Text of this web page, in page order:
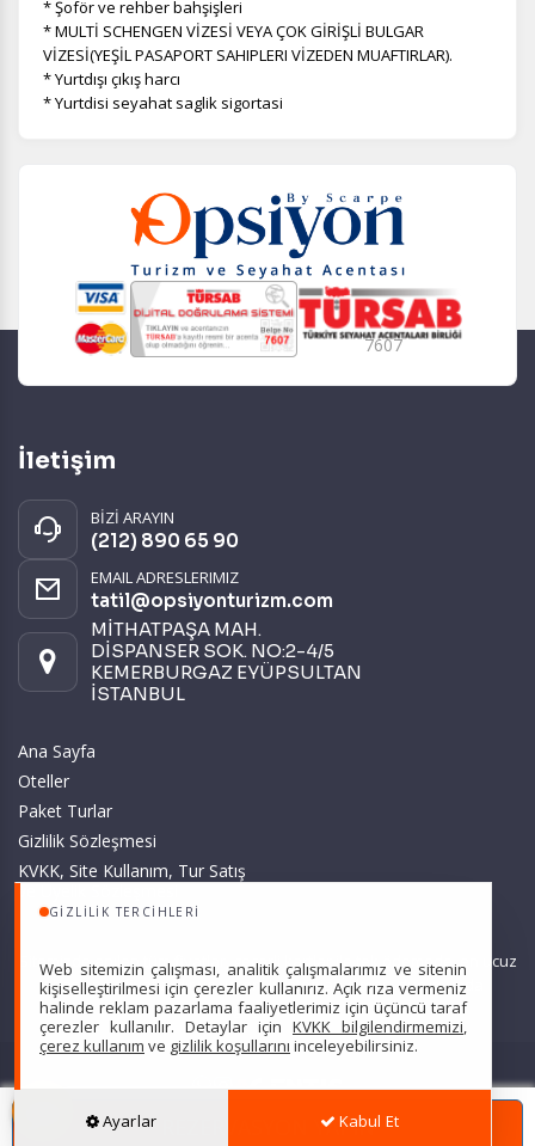
GIZLILIK TERCIHLERI
Web sitemizin çalışması, analitik çalışmalarımız ve sitenin
kişiselleştirilmesi için çerezler kullanırız. Açık rıza vermeniz
halinde reklam pazarlama faaliyetlerimiz için üçüncü taraf
çerezler kullanılır. Detaylar için KVKK bilgilendirmemizi,
çerez kullanım ve gizlilik koşullarını inceleyebilirsiniz.
Ayarlar Kabul Et
REZERVASYON YAPIN
* Şoför ve rehber bahşişleri
* MULTİ SCHENGEN VİZESİ VEYA ÇOK GİRİŞLİ BULGAR
VİZESİ(YEŞİL PASAPORT SAHIPLERI VİZEDEN MUAFTIRLAR).
* Yurtdışı çıkış harcı
* Yurtdisi seyahat saglik sigortasi
7607
İletişim
BİZİ ARAYIN
(212) 890 65 90
EMAIL ADRESLERIMIZ
tatil@opsiyonturizm.com
MİTHATPAŞA MAH.
DİSPANSER SOK. NO:2-4/5
KEMERBURGAZ EYÜPSULTAN
İSTANBUL
Ana Sayfa
Oteller
Paket Turlar
Gizlilik Sözleşmesi
KVKK, Site Kullanım, Tur Satış
Sitemizde anılan tüm fiyatlar, geçerli kartlar ile tek ödemede, en ucuz
başlangıç fiyatlardır ve yeterli kontenjan olması durumunda
geçerlidir.
Scarpe Turizm Seyahat Acentası Türsab: 7607 • Hizmet Sözleşmesi
Gizlilik Sözleşmesi